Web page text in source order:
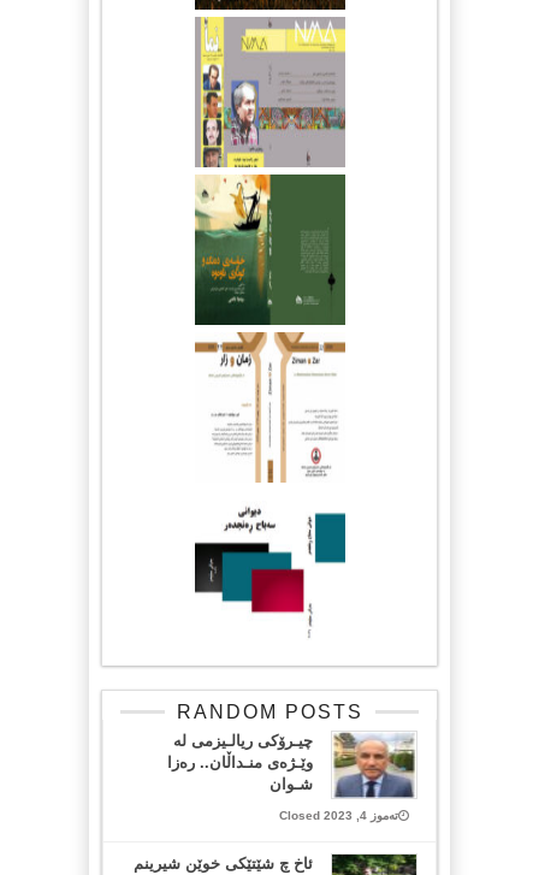
RANDOM POSTS
چیـرۆکی ریالـیزمی لە
وێـژەی منـداڵان.. رەزا
شـوان
تەموز 4, 2023 Closed
ئاخ چ شێتێکی خوێن شیرینم